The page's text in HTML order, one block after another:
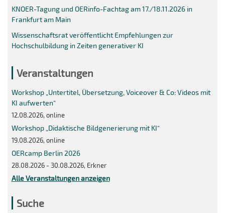
KNOER-Tagung und OERinfo-Fachtag am 17./18.11.2026 in
Frankfurt am Main
Wissenschaftsrat veröffentlicht Empfehlungen zur
Hochschulbildung in Zeiten generativer KI
Veranstaltungen
Workshop „Untertitel, Übersetzung, Voiceover & Co: Videos mit
KI aufwerten“
12.08.2026, online
Workshop „Didaktische Bildgenerierung mit KI“
19.08.2026, online
OERcamp Berlin 2026
28.08.2026 - 30.08.2026, Erkner
Alle Veranstaltungen anzeigen
Suche